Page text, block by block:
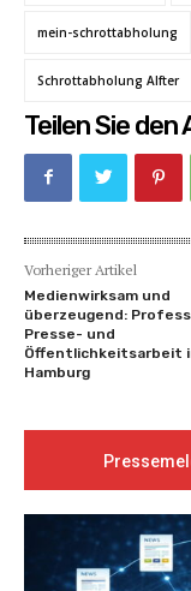
mein-schrottabholung
Schrottabholung Alfter
Teilen Sie den
Vorheriger Artikel
Medienwirksam und
überzeugend:
Presse- und
Öffentlichkeitsarbeit
Hamburg